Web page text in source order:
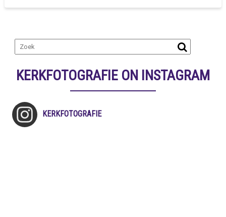
KERKFOTOGRAFIE ON INSTAGRAM
KERKFOTOGRAFIE